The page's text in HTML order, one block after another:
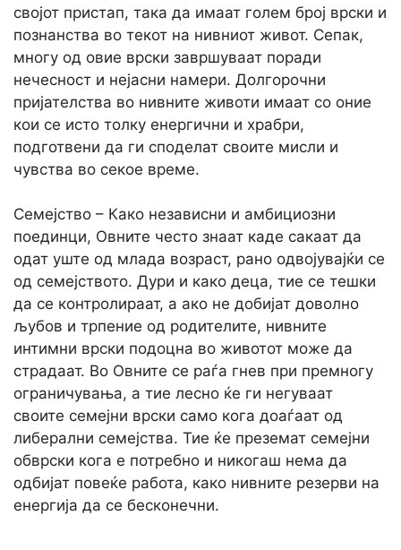
својот пристап, така да имаат голем број врски и
познанства во текот на нивниот живот. Сепак,
многу од овие врски завршуваат поради
нечесност и нејасни намери. Долгорочни
пријателства во нивните животи имаат со оние
кои се исто толку енергични и храбри,
подготвени да ги споделат своите мисли и
чувства во секое време.
Семејство – Како независни и амбициозни
поединци, Овните често знаат каде сакаат да
одат уште од млада возраст, рано одвојувајќи се
од семејството. Дури и како деца, тие се тешки
да се контролираат, а ако не добијат доволно
љубов и трпение од родителите, нивните
интимни врски подоцна во животот може да
страдаат. Во Овните се раѓа гнев при премногу
ограничувања, а тие лесно ќе ги негуваат
своите семејни врски само кога доаѓаат од
либерални семејства. Тие ќе преземат семејни
обврски кога е потребно и никогаш нема да
одбијат повеќе работа, како нивните резерви на
енергија да се бесконечни.